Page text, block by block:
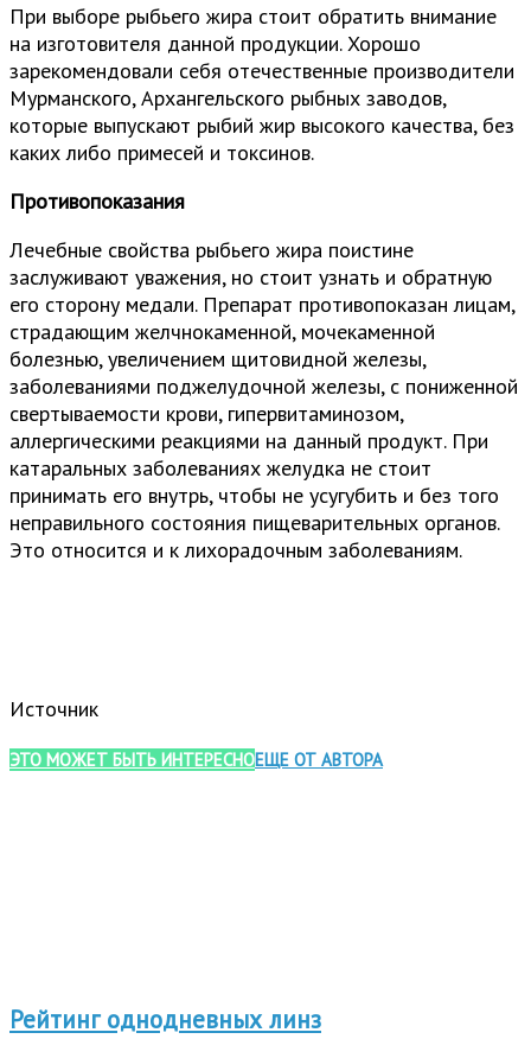
При выборе рыбьего жира стоит обратить внимание
на изготовителя данной продукции. Хорошо
зарекомендовали себя отечественные производители
Мурманского, Архангельского рыбных заводов,
которые выпускают рыбий жир высокого качества, без
каких либо примесей и токсинов.
Противопоказания
Лечебные свойства рыбьего жира поистине
заслуживают уважения, но стоит узнать и обратную
его сторону медали. Препарат противопоказан лицам,
страдающим желчнокаменной, мочекаменной
болезнью, увеличением щитовидной железы,
заболеваниями поджелудочной железы, с пониженной
свертываемости крови, гипервитаминозом,
аллергическими реакциями на данный продукт. При
катаральных заболеваниях желудка не стоит
принимать его внутрь, чтобы не усугубить и без того
неправильного состояния пищеварительных органов.
Это относится и к лихорадочным заболеваниям.
Источник
ЭТО МОЖЕТ БЫТЬ ИНТЕРЕСНОЕЩЕ ОТ АВТОРА
Рейтинг однодневных линз